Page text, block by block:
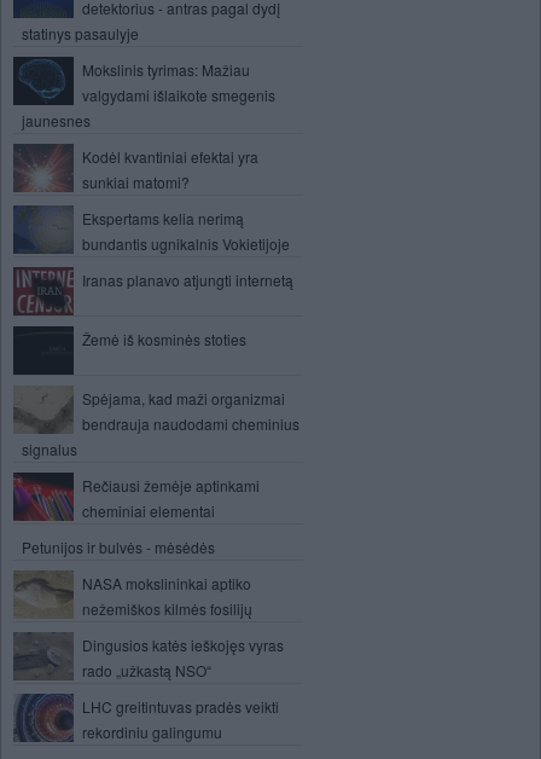
detektorius - antras pagal dydį
statinys pasaulyje
Mokslinis tyrimas: Mažiau
valgydami išlaikote smegenis
jaunesnes
Kodėl kvantiniai efektai yra
sunkiai matomi?
Ekspertams kelia nerimą
bundantis ugnikalnis Vokietijoje
Iranas planavo atjungti internetą
Žemė iš kosminės stoties
Spėjama, kad maži organizmai
bendrauja naudodami cheminius
signalus
Rečiausi žemėje aptinkami
cheminiai elementai
Petunijos ir bulvės - mėsėdės
NASA mokslininkai aptiko
nežemiškos kilmės fosilijų
Dingusios katės ieškojęs vyras
rado „užkastą NSO“
LHC greitintuvas pradės veikti
rekordiniu galingumu